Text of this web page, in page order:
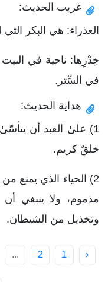
غريب الحديث:
العذراء: هي البكر
خِدْرِها: ناحية في
في السِّتر.
هداية الحديث:
1) علىٰ العبد أن
خلقٌ كريم.
2) الحياء الذي يمنع
مذموم، ولا ينبغي
وتخذيل من الشيطان.
‹
1
2
...